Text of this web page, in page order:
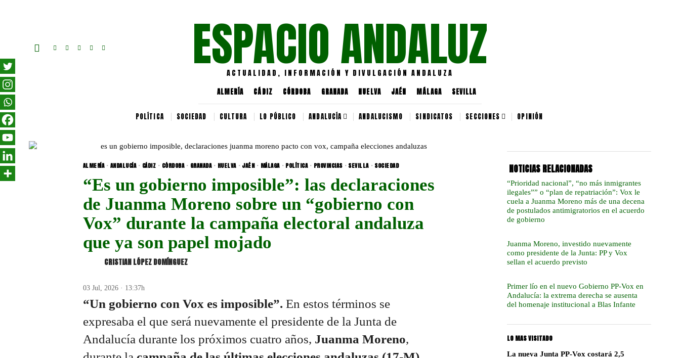
ESPACIO ANDALUZ
ACTUALIDAD, INFORMACIÓN Y DIVULGACIÓN ANDALUZA
ALMERÍA CÁDIZ CÓRDOBA GRANADA HUELVA JAÉN MÁLAGA SEVILLA
POLÍTICA SOCIEDAD CULTURA LO PÚBLICO ANDALUCÍA ANDALUCISMO SINDICATOS SECCIONES OPINIÓN
ALMERÍA · ANDALUCÍA · CÁDIZ · CÓRDOBA · GRANADA · HUELVA · JAÉN · MÁLAGA · POLÍTICA · PROVINCIAS · SEVILLA · SOCIEDAD
“Es un gobierno imposible”: las declaraciones
de Juanma Moreno sobre un “gobierno con
Vox” durante la campaña electoral andaluza
que ya son papel mojado
CRISTIAN LÓPEZ DOMÍNGUEZ
03 Jul, 2026 · 13:37h
“Un gobierno con Vox es imposible”. En estos términos se
expresaba el que será nuevamente el presidente de la Junta de
Andalucía durante los próximos cuatro años, Juanma Moreno,
NOTICIAS RELACIONADAS
“Prioridad nacional”, “no más inmigrantes
ilegales”” o “plan de repatriación”: Vox le
cuela a Juanma Moreno más de una decena
de postulados antimigratorios en el acuerdo
de gobierno
Juanma Moreno, investido nuevamente
como presidente de la Junta: PP y Vox
sellan el acuerdo previsto
Primer lío en el nuevo Gobierno PP-Vox en
Andalucía: la extrema derecha se ausenta
del homenaje institucional a Blas Infante
LO MAS VISITADO
La nueva Junta PP-Vox costará 2,5